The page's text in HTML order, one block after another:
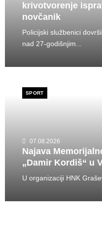
krivotvorenje
novčanik
Policijski službenici
nad 27-godišnjim...
SPORT
07.08.2026
Najava
„Damir Kordiš“ u
U organizaciji HNK